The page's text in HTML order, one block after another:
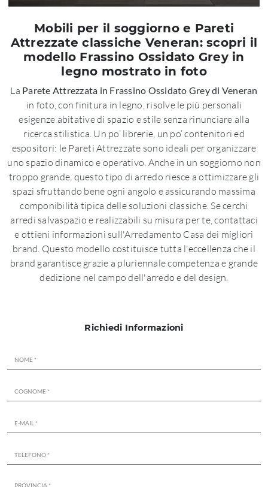
Mobili per il soggiorno e Pareti
Attrezzate classiche Veneran: scopri il
modello Frassino Ossidato Grey in
legno mostrato in foto
La Parete Attrezzata in Frassino Ossidato Grey di Veneran
in foto, con finitura in legno, risolve le più personali
esigenze abitative di spazio e stile senza rinunciare alla
ricerca stilistica. Un po’ librerie, un po’ contenitori ed
espositori: le Pareti Attrezzate sono ideali per organizzare
uno spazio dinamico e operativo. Anche in un soggiorno non
troppo grande, questo tipo di arredo riesce a ottimizzare gli
spazi sfruttando bene ogni angolo e assicurando massima
componibilità tipica delle soluzioni classiche. Se cerchi
arredi salvaspazio e realizzabili su misura per te, contattaci
e ottieni informazioni sull'Arredamento Casa dei migliori
brand. Questo modello costituisce tutta l'eccellenza che il
brand garantisce grazie a pluriennale competenza e grande
dedizione nel campo dell'arredo e del design.
Richiedi Informazioni